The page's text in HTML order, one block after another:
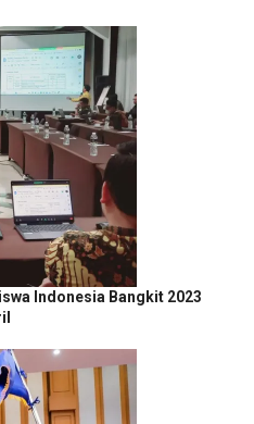
Indonesia Bangkit 2023